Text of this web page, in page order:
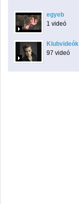
egyeb
1 videó
Klubvideók
97 videó